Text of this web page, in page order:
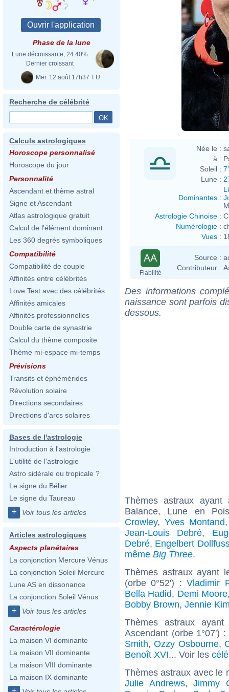
Phase de la lune
Lune décroissante, 24.40%
Dernier croissant
Mer. 12 août 17h37 T.U.
Recherche de célébrité
Calculs astrologiques
Horoscope personnalisé
Horoscope du jour
Personnalité
Ascendant et thème astral
Signe et Ascendant
Atlas astrologique gratuit
Calcul de l'élément dominant
Les 360 degrés symboliques
Compatibilité
Compatibilité de couple
Affinités entre célébrités
Love Test avec des célébrités
Affinités amicales
Affinités professionnelles
Double carte de synastrie
Calcul du thème composite
Thème mi-espace mi-temps
Prévisions
Transits et éphémérides
Révolution solaire
Directions secondaires
Directions d'arcs solaires
Bases de l'astrologie
Introduction à l'astrologie
L'utilité de l'astrologie
Astro sidérale ou tropicale ?
Le signe du Bélier
Le signe du Taureau
+ Voir tous les articles
Articles astrologiques
Aspects planétaires
La conjonction Mercure Vénus
La conjonction Soleil Mercure
Lune AS en dissonance
La conjonction Soleil Vénus
+ Voir tous les articles
Caractérologie
La maison VI dominante
La maison VII dominante
La maison VIII dominante
La maison IX dominante
Née le :
à :
Soleil :
Lune :
Dominantes :
Astrologie Chinoise :
Numérologie :
Vues :
AA
Fiabilité
Source :
Contributeur :
Des informations
naissance sont parfois
dessous.
Thèmes astraux
Balance, Lune en
Crowley,Yves Montand
Jean-Louis Debré,
Debré, Engelbert
même Big Three.
Thèmes astraux ayant
(orbe 0°52') :Vladimir
Bella Hadid, Demi Moore
Bobby Brown, Jennie
Thèmes astraux
Ascendant (orbe 1°07') :
Smith,Ozzy Osbourne,
Benoît XVI... Voir les
Thèmes astraux avec le
Julie Andrews,Jimmy